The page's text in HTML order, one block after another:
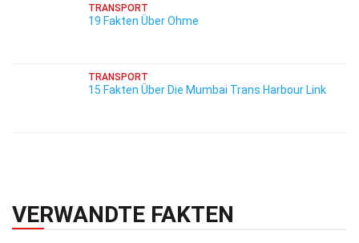
TRANSPORT
19 Fakten Über Ohme
TRANSPORT
15 Fakten Über Die Mumbai Trans Harbour Link
VERWANDTE FAKTEN